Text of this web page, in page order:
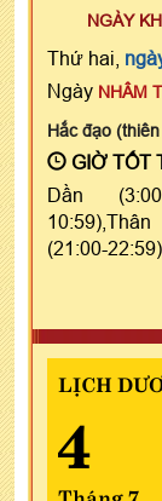
NGÀY
Thứ hai,
Ngày NHÂM
Hắc đạo
GIỜ TỐT
Dần
(21:00-22:59)
LỊCH
4
Tháng 7